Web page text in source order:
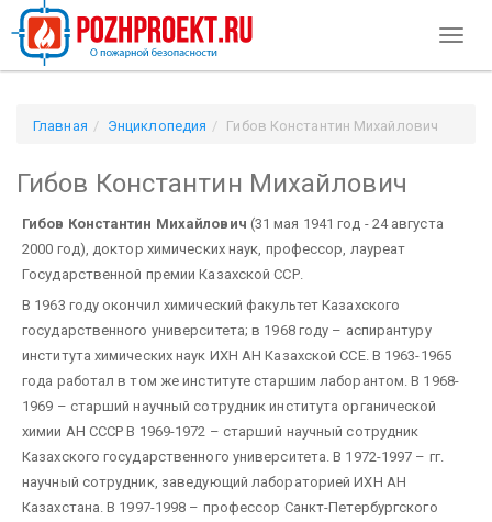
Главная Энциклопедия Гибов Константин Михайлович
Гибов Константин Михайлович
Гибов Константин Михайлович (31 мая 1941 год - 24 августа
2000 год), доктор химических наук, профессор, лауреат
Государственной премии Казахской ССР.
В 1963 году окончил химический факультет Казахского
государственного университета; в 1968 году – аспирантуру
института химических наук ИХН АН Казахской ССЕ. В 1963-1965
года работал в том же институте старшим лаборантом. В 1968-
1969 – старший научный сотрудник института органической
химии АН СССР В 1969-1972 – старший научный сотрудник
Казахского государственного университета. В 1972-1997 – гг.
научный сотрудник, заведующий лабораторией ИХН АН
Казахстана. В 1997-1998 – профессор Санкт-Петербургского